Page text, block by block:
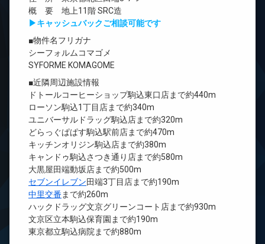
概 要 地上11階 SRC造
▶キャッシュバックご相談可能です
■物件名フリガナ
シーフォルムコマゴメ
SYFORME KOMAGOME
■近隣周辺施設情報
ドトールコーヒーショップ駒込東口店まで約440m
ローソン駒込1丁目店まで約340m
ユニバーサルドラッグ駒込店まで約320m
どらっぐぱぱす駒込駅前店まで約470m
キッチンオリジン駒込店まで約380m
キャンドゥ駒込さつき通り店まで約580m
大黒屋田端動坂店まで約500m
セブンイレブン田端3丁目店まで約190m
中里交番 まで約260m
ハックドラッグ文京グリーンコート店まで約930m
文京区立本駒込保育園まで約190m
東京都立駒込病院まで約880m